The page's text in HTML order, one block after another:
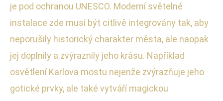
je pod ochranou UNESCO. Moderní světelné
instalace zde musí být citlivě integrovány tak, aby
neporušily historický charakter města, ale naopak
jej doplnily a zvýraznily jeho krásu. Například
osvětlení Karlova mostu nejenže zvýrazňuje jeho
gotické prvky, ale také vytváří magickou